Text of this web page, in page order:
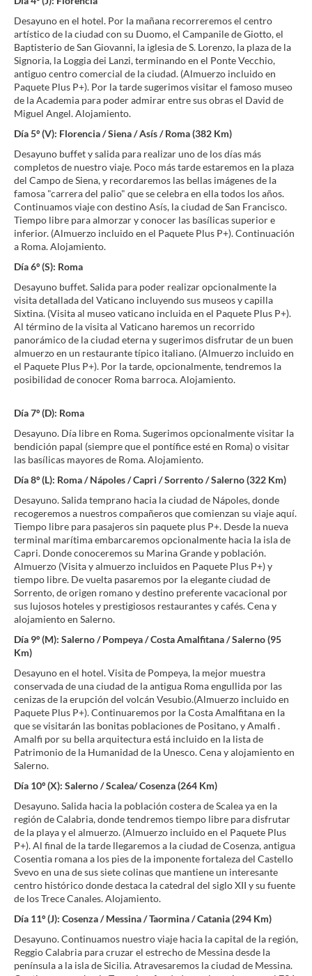
Desayuno en el hotel. Por la mañana recorreremos el centro
artístico de la ciudad con su Duomo, el Campanile de Giotto, el
Baptisterio de San Giovanni, la iglesia de S. Lorenzo, la plaza de la
Signoria, la Loggia dei Lanzi, terminando en el Ponte Vecchio,
antiguo centro comercial de la ciudad. (Almuerzo incluido en
Paquete Plus P+). Por la tarde sugerimos visitar el famoso museo
de la Academia para poder admirar entre sus obras el David de
Miguel Angel. Alojamiento.
Día 5º (V): Florencia / Siena / Asís / Roma (382 Km)
Desayuno buffet y salida para realizar uno de los días más
completos de nuestro viaje. Poco más tarde estaremos en la plaza
del Campo de Siena, y recordaremos las bellas imágenes de la
famosa "carrera del palio" que se celebra en ella todos los años.
Continuamos viaje con destino Asís, la ciudad de San Francisco.
Tiempo libre para almorzar y conocer las basílicas superior e
inferior. (Almuerzo incluido en el Paquete Plus P+). Continuación
a Roma. Alojamiento.
Día 6º (S): Roma
Desayuno buffet. Salida para poder realizar opcionalmente la
visita detallada del Vaticano incluyendo sus museos y capilla
Sixtina. (Visita al museo vaticano incluida en el Paquete Plus P+).
Al término de la visita al Vaticano haremos un recorrido
panorámico de la ciudad eterna y sugerimos disfrutar de un buen
almuerzo en un restaurante típico italiano. (Almuerzo incluido en
el Paquete Plus P+). Por la tarde, opcionalmente, tendremos la
posibilidad de conocer Roma barroca. Alojamiento.
Día 7º (D): Roma
Desayuno. Día libre en Roma. Sugerimos opcionalmente visitar la
bendición papal (siempre que el pontífice esté en Roma) o visitar
las basílicas mayores de Roma. Alojamiento.
Día 8º (L): Roma / Nápoles / Capri / Sorrento / Salerno (322 Km)
Desayuno. Salida temprano hacia la ciudad de Nápoles, donde
recogeremos a nuestros compañeros que comienzan su viaje aquí.
Tiempo libre para pasajeros sin paquete plus P+. Desde la nueva
terminal marítima embarcaremos opcionalmente hacia la isla de
Capri. Donde conoceremos su Marina Grande y población.
Almuerzo (Visita y almuerzo incluidos en Paquete Plus P+) y
tiempo libre. De vuelta pasaremos por la elegante ciudad de
Sorrento, de origen romano y destino preferente vacacional por
sus lujosos hoteles y prestigiosos restaurantes y cafés. Cena y
alojamiento en Salerno.
Día 9º (M): Salerno / Pompeya / Costa Amalfitana / Salerno (95
Km)
Desayuno en el hotel. Visita de Pompeya, la mejor muestra
conservada de una ciudad de la antigua Roma engullida por las
cenizas de la erupción del volcán Vesubio.(Almuerzo incluido en
Paquete Plus P+). Continuaremos por la Costa Amalfitana en la
que se visitarán las bonitas poblaciones de Positano, y Amalfi .
Amalfi por su bella arquitectura está incluido en la lista de
Patrimonio de la Humanidad de la Unesco. Cena y alojamiento en
Salerno.
Día 10º (X): Salerno / Scalea/ Cosenza (264 Km)
Desayuno. Salida hacia la población costera de Scalea ya en la
región de Calabria, donde tendremos tiempo libre para disfrutar
de la playa y el almuerzo. (Almuerzo incluido en el Paquete Plus
P+). Al final de la tarde llegaremos a la ciudad de Cosenza, antigua
Cosentia romana a los pies de la imponente fortaleza del Castello
Svevo en una de sus siete colinas que mantiene un interesante
centro histórico donde destaca la catedral del siglo XII y su fuente
de los Trece Canales. Alojamiento.
Día 11º (J): Cosenza / Messina / Taormina / Catania (294 Km)
Desayuno. Continuamos nuestro viaje hacia la capital de la región,
Reggio Calabria para cruzar el estrecho de Messina desde la
península a la isla de Sicilia. Atravesaremos la ciudad de Messina.